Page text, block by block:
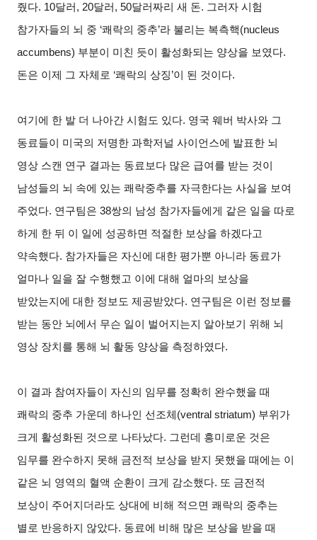
줬다. 10달러, 20달러, 50달러짜리 새 돈. 그러자 시험
참가자들의 뇌 중 ‘쾌락의 중추’라 불리는 복측핵(nucleus
accumbens) 부분이 미친 듯이 활성화되는 양상을 보였다.
돈은 이제 그 자체로 ‘쾌락의 상징’이 된 것이다.
여기에 한 발 더 나아간 시험도 있다. 영국 웨버 박사와 그
동료들이 미국의 저명한 과학저널 사이언스에 발표한 뇌
영상 스캔 연구 결과는 동료보다 많은 급여를 받는 것이
남성들의 뇌 속에 있는 쾌락중추를 자극한다는 사실을 보여
주었다. 연구팀은 38쌍의 남성 참가자들에게 같은 일을 따로
하게 한 뒤 이 일에 성공하면 적절한 보상을 하겠다고
약속했다. 참가자들은 자신에 대한 평가뿐 아니라 동료가
얼마나 일을 잘 수행했고 이에 대해 얼마의 보상을
받았는지에 대한 정보도 제공받았다. 연구팀은 이런 정보를
받는 동안 뇌에서 무슨 일이 벌어지는지 알아보기 위해 뇌
영상 장치를 통해 뇌 활동 양상을 측정하였다.
이 결과 참여자들이 자신의 임무를 정확히 완수했을 때
쾌락의 중추 가운데 하나인 선조체(ventral striatum) 부위가
크게 활성화된 것으로 나타났다. 그런데 흥미로운 것은
임무를 완수하지 못해 금전적 보상을 받지 못했을 때에는 이
같은 뇌 영역의 혈액 순환이 크게 감소했다. 또 금전적
보상이 주어지더라도 상대에 비해 적으면 쾌락의 중추는
별로 반응하지 않았다. 동료에 비해 많은 보상을 받을 때